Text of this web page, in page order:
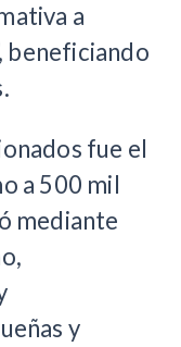
a
beneficiando
fue el
a 500 mil
mediante
y